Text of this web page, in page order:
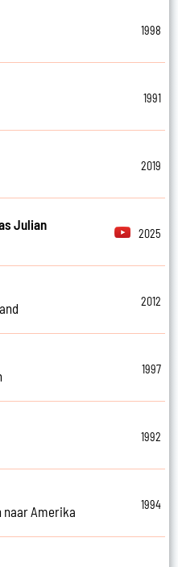
1998
1991
2019
Julian
2025
2012
1997
1992
naar Amerika
1994